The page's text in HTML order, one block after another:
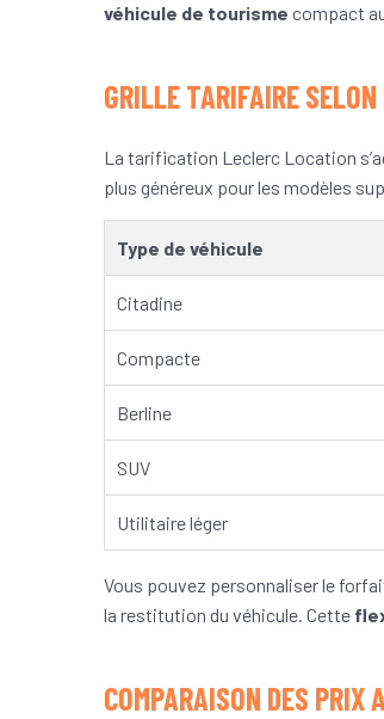
véhicule de tourisme compact
GRILLE TARIFAIRE
La tarification Leclerc Location
plus généreux pour les modèles
Type de véhicule
Citadine
Compacte
Berline
SUV
Utilitaire léger
Vous pouvez personnaliser le
la restitution du véhicule. Cette
COMPARAISON DES PRIX